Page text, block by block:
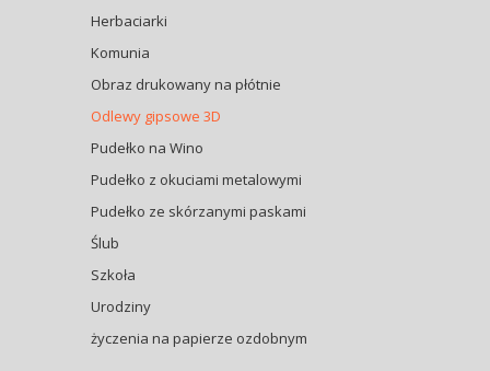
Herbaciarki
Komunia
Obraz drukowany na płótnie
Odlewy gipsowe 3D
Pudełko na Wino
Pudełko z okuciami metalowymi
Pudełko ze skórzanymi paskami
Ślub
Szkoła
Urodziny
życzenia na papierze ozdobnym